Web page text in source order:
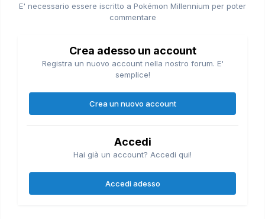
E' necessario essere iscritto a Pokémon Millennium per poter
commentare
Crea adesso un account
Registra un nuovo account nella nostro forum. E'
semplice!
Crea un nuovo account
Accedi
Hai già un account? Accedi qui!
Accedi adesso